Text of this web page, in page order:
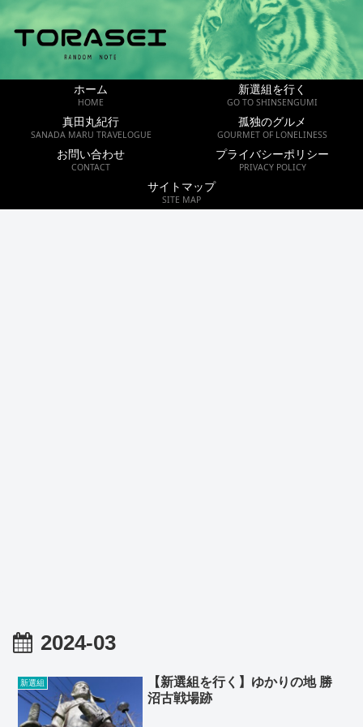
ホーム
HOME
新選組を行く
GO TO SHINSENGUMI
真田丸紀行
SANADA MARU TRAVELOGUE
孤独のグルメ
GOURMET OF LONELINESS
お問い合わせ
CONTACT
プライバシーポリシー
PRIVACY POLICY
サイトマップ
SITE MAP
2024-03
新選組
【新選組を行く】ゆかりの地 勝
沼古戦場跡